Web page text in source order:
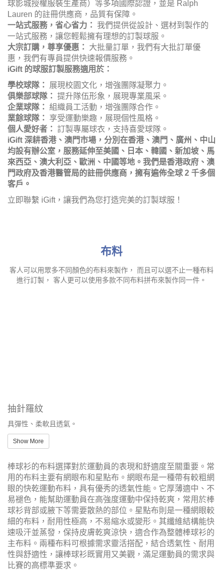
球影城授權服裝生產商）等多項國際認證，並是 Ralph
Lauren 的註冊供應商，品質有保障。
一站式服務，省心省力： 我們提供從設計、選材到製作的
一站式服務，讓您輕鬆擁有理想的訂製球服。
大宗訂購，尊享優惠：
大批量訂單，我們有大批訂單優
惠，我們有專員提供快速報價服務。
iGift 的球服訂製服務適用於：
學校球隊：
展現校園文化，增強團隊凝聚力。
俱樂部球隊： 提升隊伍形象，展現專業風采。
企業球隊： 組織員工活動，增強團隊合作。
業餘球隊：
享受運動樂趣，展現個性風格。
個人愛好者： 訂製專屬球衣，支持喜愛球隊。
iGift 深耕香港、澳門市場，分別在香港、澳門、廣州、中山
均設有辦公室，服務延伸至美國、日本、韓國、新加坡、馬
來西亞、澳大利亞、歐洲、中國等地。我們是香港政府、澳
門政府及香港醫管局的註冊供應商，擁有遍佈全球 2 千多個
客戶。
立即聯繫 iGift，讓我們為您打造完美的訂製球服！
布料
客人可以用眾多不同顏色的布料來製作， 而且可以選不止一種布料
進行訂製， 客人更可以使用多款不同布料拼布來製作同一件。
抽針羅紋
具彈性、柔軟且透氣。
Show More
棒球衫的布料選擇對於運動員的表現和舒適度至關重要。常
用的布料主要有網眼布和星點布。網眼布是一種帶有較粗網
眼的快乾運動布料，具有優秀的透氣性能。它厚薄適中、不
易褪色，能幫助運動員在高強度運動中保持乾爽，常用於棒
球衫背部或腋下等需要散熱的部位。星點布則是一種網眼較
細的布料，耐用性極高，不易縮水或變形。其纖維結構能快
速吸汗並蒸發，保持皮膚乾爽涼快，適合作為整體棒球衫的
主布料。兩種布料可根據需求靈活搭配，結合透氣性、耐用
性與舒適性，讓棒球衫既實用又美觀，滿足運動員的需求與
比賽的高標準要求。